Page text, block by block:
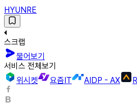
HYUNRE
스크랩
물어보기
서비스 전체보기
위시켓
요즘IT AIDP - AX